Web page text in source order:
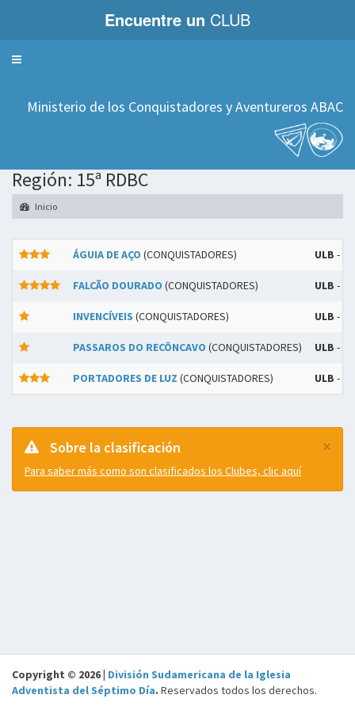
Encuentre un CLUB
Servicios
Ministerio de los Conquistadores y Aventureros ABAC
Región: 15ª RDBC
Inicio
ÁGUIA DE AÇO (CONQUISTADORES) ULB -
FALCÃO DOURADO (CONQUISTADORES) ULB -
INVENCÍVEIS (CONQUISTADORES) ULB -
PASSAROS DO RECÔNCAVO (CONQUISTADORES) ULB -
PORTADORES DE LUZ (CONQUISTADORES) ULB -
×
Sobre la clasificación
Para saber más como son clasificados los Clubes, clic aquí
Copyright © 2026 | División Sudamericana de la Iglesia
Adventista del Séptimo Día. Reservados todos los derechos.